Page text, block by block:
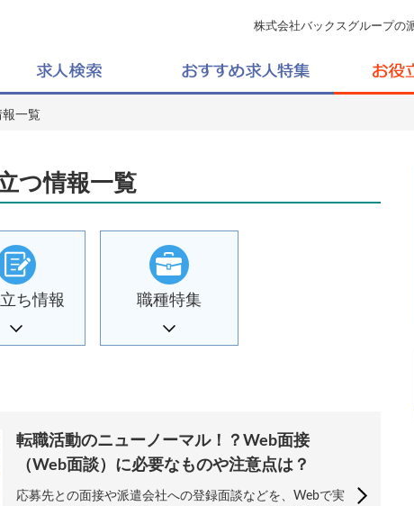
株式会社バックスグループ
一覧
つ情報一覧
ち情報 職種特集
転職活動のニューノーマル！？Web面接
（Web面談）に必要なものや注意点は？
応募先との面接や派遣会社への登録面談などを、Webで実